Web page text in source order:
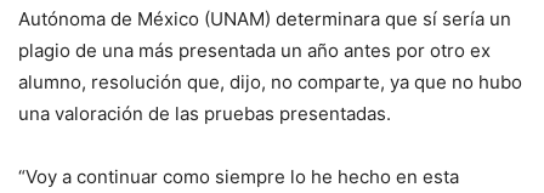
Autónoma de México (UNAM) determinara que sí sería un
plagio de una más presentada un año antes por otro ex
alumno, resolución que, dijo, no comparte, ya que no hubo
una valoración de las pruebas presentadas.
​“Voy a continuar como siempre lo he hecho en esta